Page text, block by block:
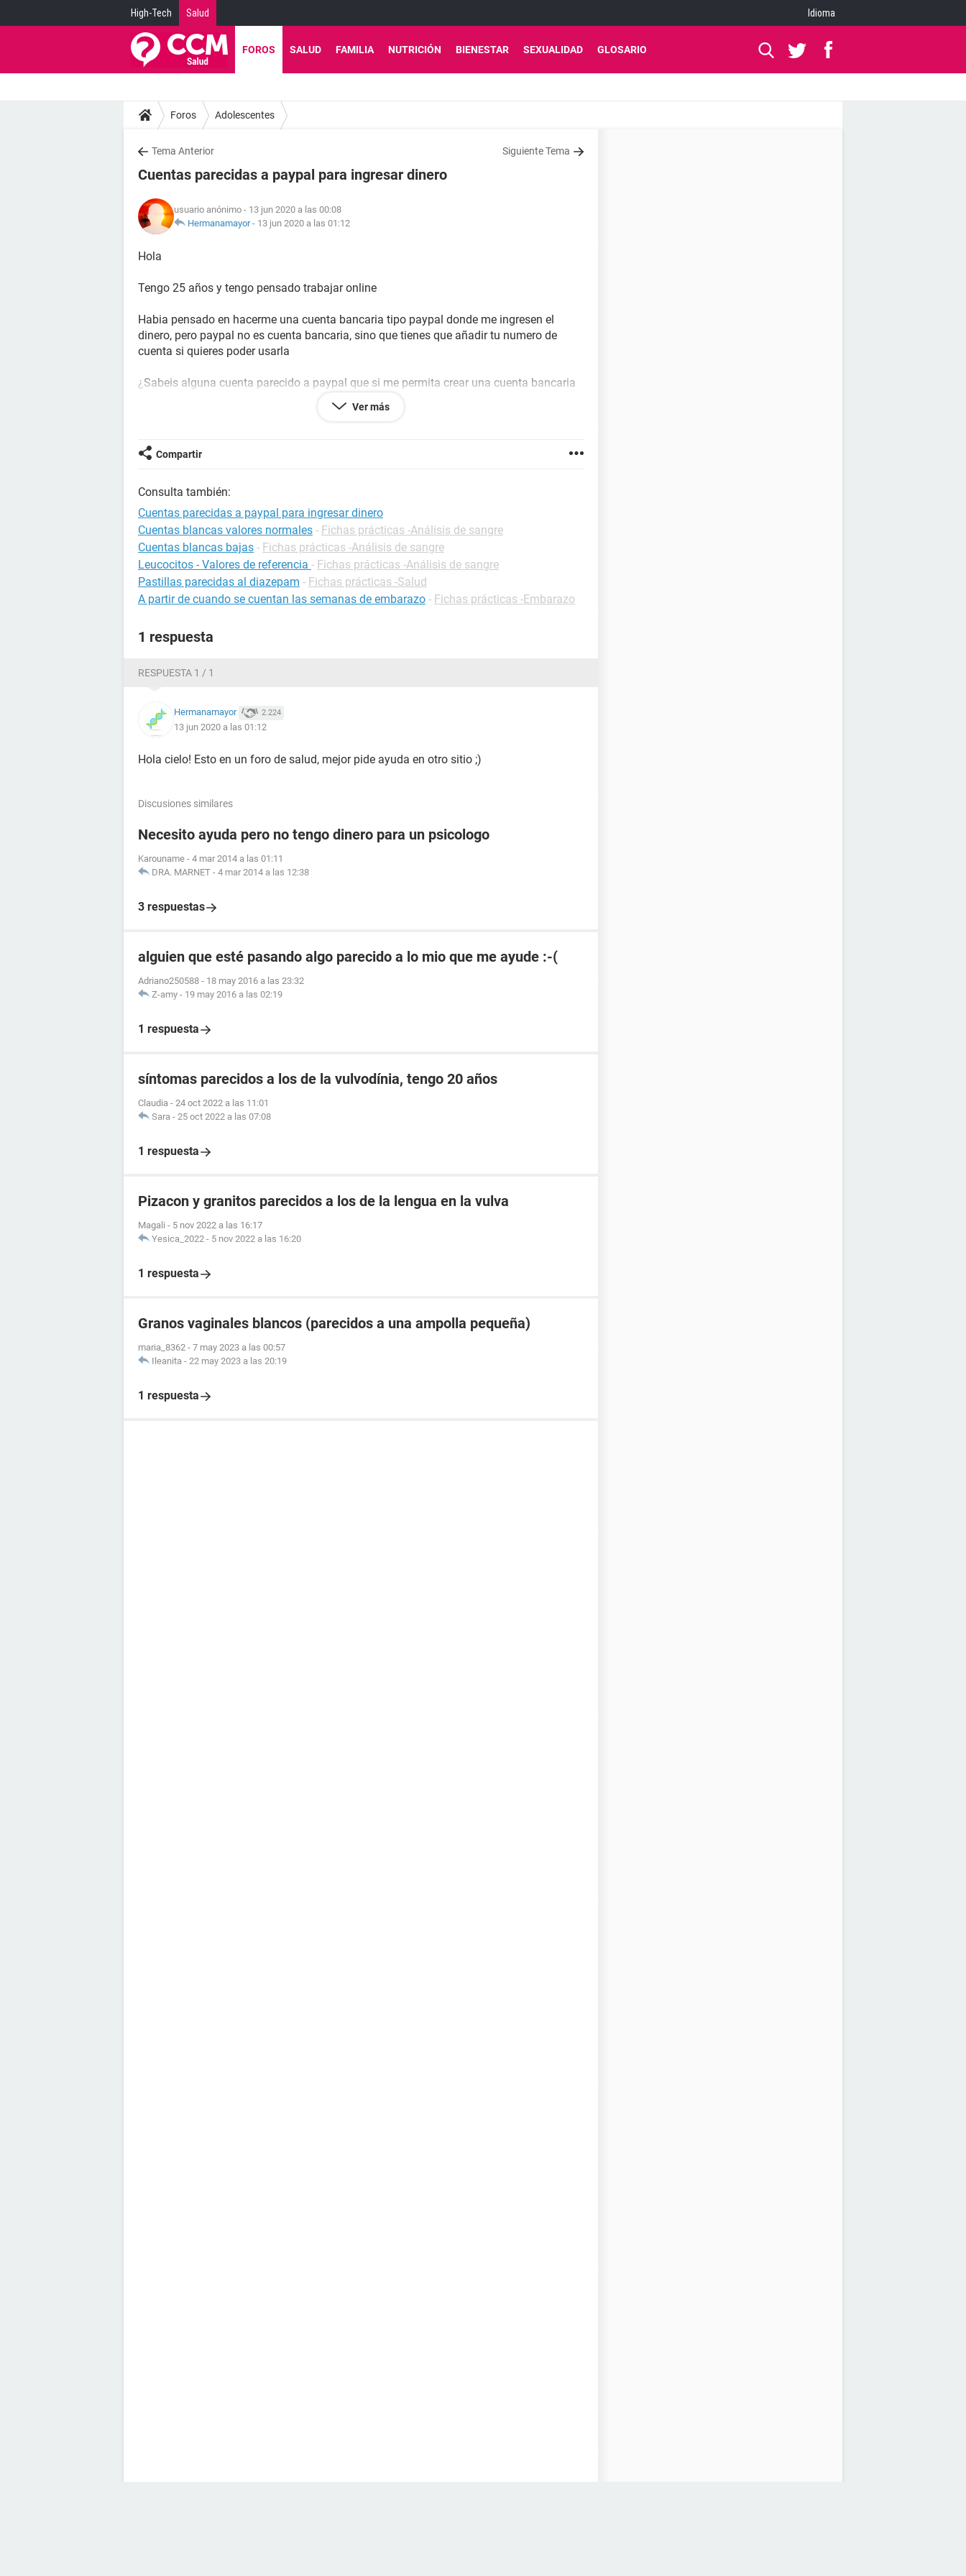
High-Tech Salud Idioma
FOROS SALUD FAMILIA NUTRICIÓN BIENESTAR SEXUALIDAD GLOSARIO
Foros Adolescentes
Tema Anterior Siguiente Tema
Cuentas parecidas a paypal para ingresar dinero
usuario anónimo - 13 jun 2020 a las 00:08
Hermanamayor- 13 jun 2020 a las 01:12
Hola
Tengo 25 años y tengo pensado trabajar online
Habia pensado en hacerme una cuenta bancaria tipo paypal donde me ingresen el
dinero, pero paypal no es cuenta bancaria, sino que tienes que añadir tu numero de
cuenta si quieres poder usarla
¿Sabeis alguna cuenta parecido a paypal que si me permita crear una cuenta bancaria
Es para tener una cuenta secundaria a parte de tener mi cuenta principal
No me quiero hacer una cuenta bancaria en los mayores bancos como bankia o
santander o ese tipo, quiero algo como paypal, ya sabeis, para que pueda usar como
Gracias, por cierro, soy de españa, por las dudas
Ver más
Compartir
Consulta también:
Cuentas parecidas a paypal para ingresar dinero
Cuentas blancas valores normales - Fichas prácticas -Análisis de sangre
Cuentas blancas bajas - Fichas prácticas -Análisis de sangre
Leucocitos - Valores de referencia - Fichas prácticas -Análisis de sangre
Pastillas parecidas al diazepam - Fichas prácticas -Salud
A partir de cuando se cuentan las semanas de embarazo - Fichas prácticas -Embarazo
1 respuesta
RESPUESTA 1 / 1
Hermanamayor 2.224
13 jun 2020 a las 01:12
Hola cielo! Esto en un foro de salud, mejor pide ayuda en otro sitio ;)
Discusiones similares
Necesito ayuda pero no tengo dinero para un psicologo
Karouname - 4 mar 2014 a las 01:11
DRA. MARNET - 4 mar 2014 a las 12:38
3 respuestas
alguien que esté pasando algo parecido a lo mio que me ayude :-(
Adriano250588 - 18 may 2016 a las 23:32
Z-amy - 19 may 2016 a las 02:19
1 respuesta
síntomas parecidos a los de la vulvodínia, tengo 20 años
Claudia - 24 oct 2022 a las 11:01
Sara - 25 oct 2022 a las 07:08
1 respuesta
Pizacon y granitos parecidos a los de la lengua en la vulva
Magali - 5 nov 2022 a las 16:17
Yesica_2022 - 5 nov 2022 a las 16:20
1 respuesta
Granos vaginales blancos (parecidos a una ampolla pequeña)
maria_8362 - 7 may 2023 a las 00:57
Ileanita - 22 may 2023 a las 20:19
1 respuesta